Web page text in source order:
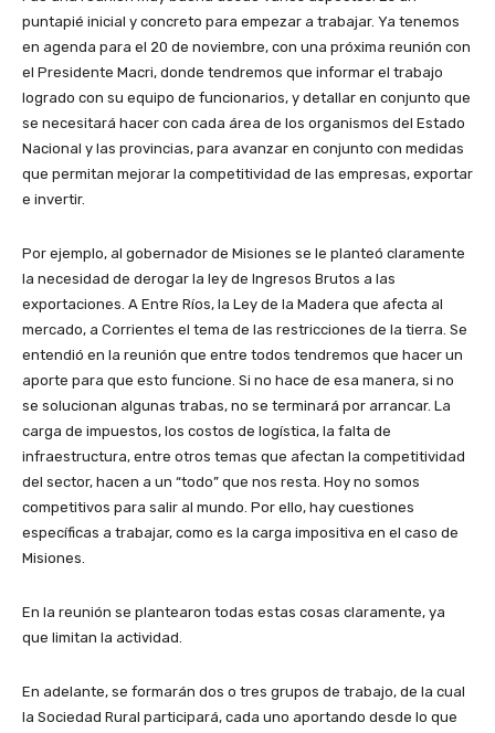
puntapié inicial y concreto para empezar a trabajar. Ya tenemos
en agenda para el 20 de noviembre, con una próxima reunión con
el Presidente Macri, donde tendremos que informar el trabajo
logrado con su equipo de funcionarios, y detallar en conjunto que
se necesitará hacer con cada área de los organismos del Estado
Nacional y las provincias, para avanzar en conjunto con medidas
que permitan mejorar la competitividad de las empresas, exportar
e invertir.
Por ejemplo, al gobernador de Misiones se le planteó claramente
la necesidad de derogar la ley de Ingresos Brutos a las
exportaciones. A Entre Ríos, la Ley de la Madera que afecta al
mercado, a Corrientes el tema de las restricciones de la tierra. Se
entendió en la reunión que entre todos tendremos que hacer un
aporte para que esto funcione. Si no hace de esa manera, si no
se solucionan algunas trabas, no se terminará por arrancar. La
carga de impuestos, los costos de logística, la falta de
infraestructura, entre otros temas que afectan la competitividad
del sector, hacen a un “todo” que nos resta. Hoy no somos
competitivos para salir al mundo. Por ello, hay cuestiones
específicas a trabajar, como es la carga impositiva en el caso de
Misiones.
En la reunión se plantearon todas estas cosas claramente, ya
que limitan la actividad.
En adelante, se formarán dos o tres grupos de trabajo, de la cual
la Sociedad Rural participará, cada uno aportando desde lo que